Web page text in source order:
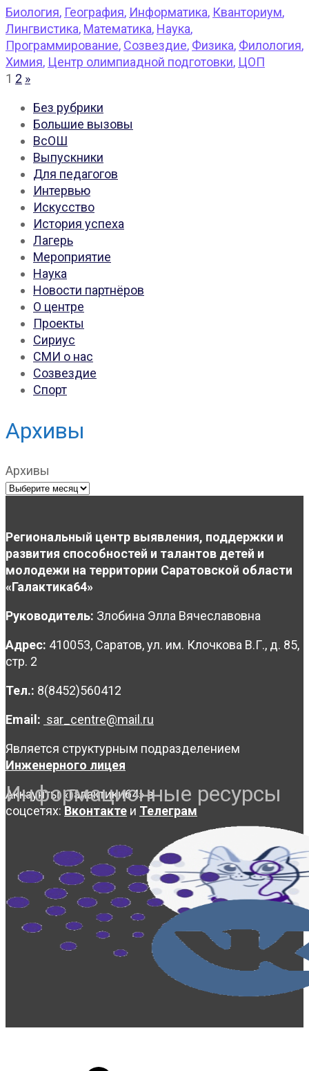
Биология, География, Информатика, Кванториум,
Лингвистика, Математика, Наука,
Программирование, Созвездие, Физика, Филология,
Химия, Центр олимпиадной подготовки, ЦОП
Пагинация
записей
1 2 »
Без рубрики
Большие вызовы
ВсОШ
Выпускники
Для педагогов
Интервью
Искусство
История успеха
Лагерь
Мероприятие
Наука
Новости партнёров
О центре
Проекты
Сириус
СМИ о нас
Созвездие
Спорт
Архивы
Архивы
Региональный центр выявления, поддержки и
развития способностей и талантов детей и
молодежи на территории Саратовской области
«Галактика64»
Руководитель: Злобина Элла Вячеславовна
Адрес: 410053, Саратов, ул. им. Клочкова В.Г., д. 85,
стр. 2
Тел.: 8(8452)560412
Email: sar_centre@mail.ru
Является структурным подразделением
Инженерного лицея
Аккаунты «Галактики64» в
соцсетях: Вконтакте и Телеграм
Информационные ресурсы
использовании материалов сайта galaktika64.ru